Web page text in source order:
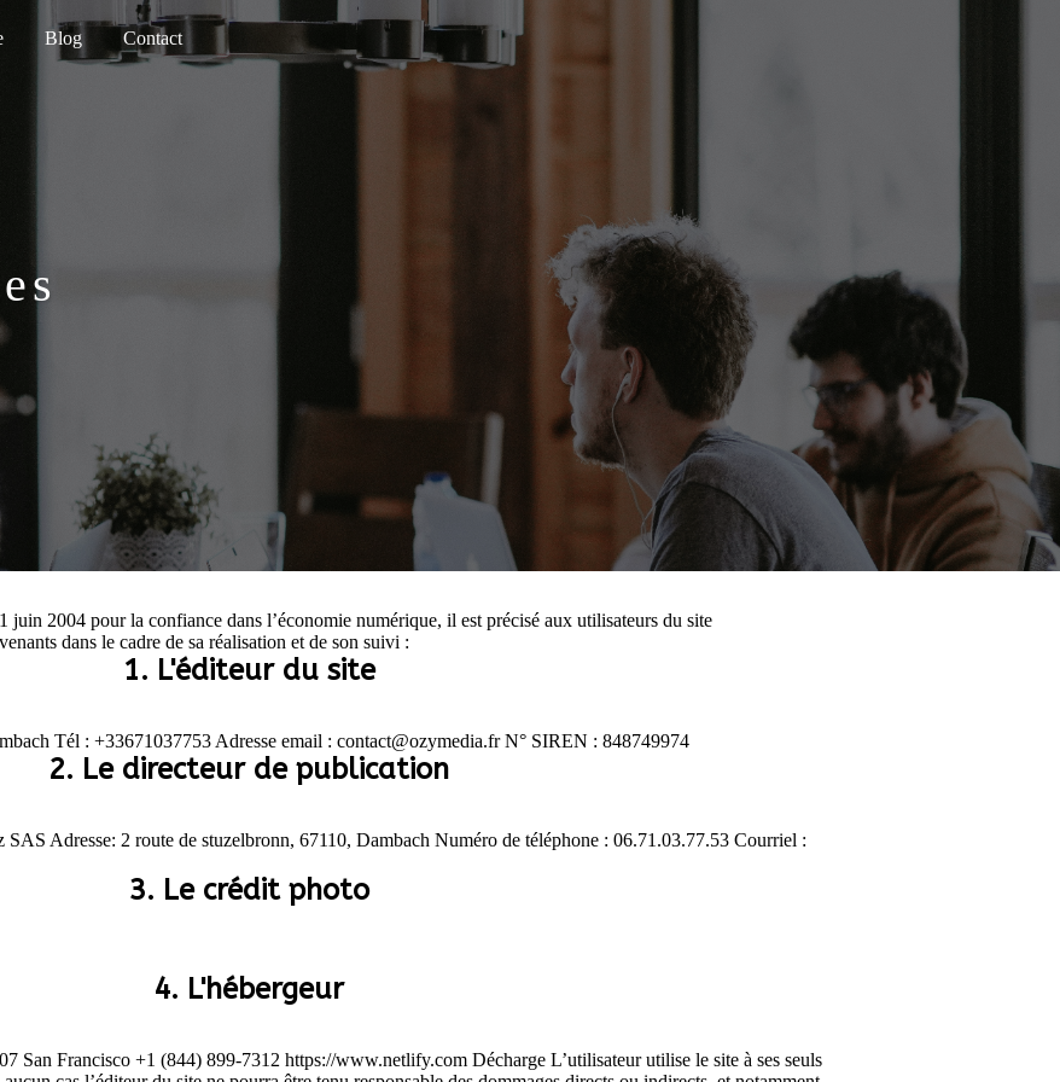
Blog Contact
2004 pour la confiance dans l’économie numérique, il est précisé aux utilisateurs du site
dans le cadre de sa réalisation et de son suivi :
1. L'éditeur du site
Tél : +33671037753 Adresse email : contact@ozymedia.fr N° SIREN : 848749974
2. Le directeur de publication
Adresse: 2 route de stuzelbronn, 67110, Dambach Numéro de téléphone : 06.71.03.77.53 Courriel :
3. Le crédit photo
4. L'hébergeur
San Francisco +1 (844) 899-7312 https://www.netlify.com Décharge L’utilisateur utilise le site à ses seuls